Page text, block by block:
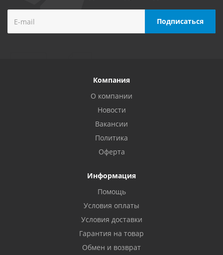
Компания
О компании
Новости
Вакансии
Политика
Оферта
Информация
Помощь
Условия оплаты
Условия доставки
Гарантия на товар
Обмен и возврат